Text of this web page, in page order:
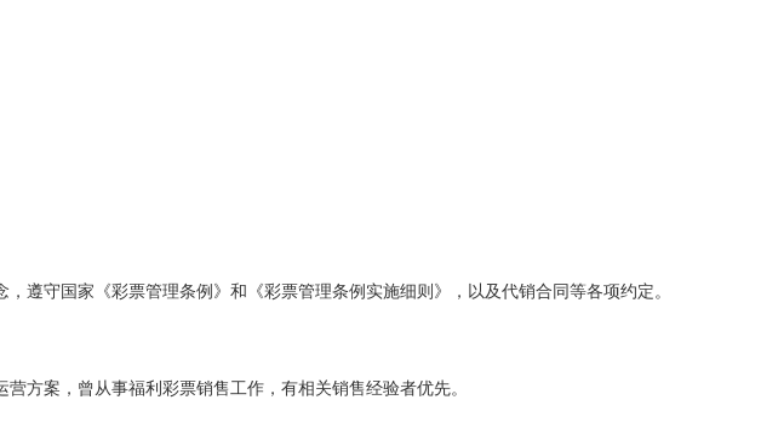
，遵守国家《彩票管理条例》和《彩票管理条例实施细则》，以及代销合同等各项约定。
方案，曾从事福利彩票销售工作，有相关销售经验者优先。